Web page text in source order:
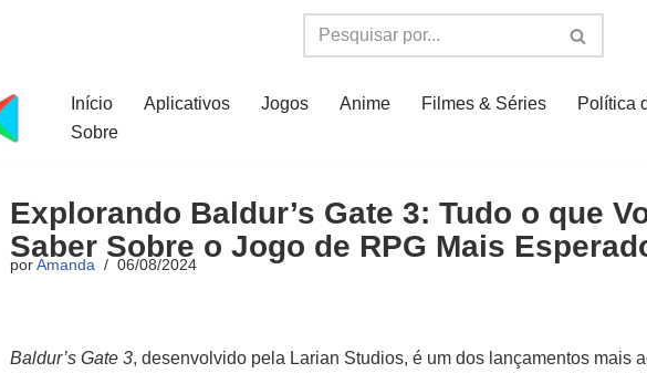
Início Aplicativos Jogos Anime Filmes & Séries Política
Sobre
Explorando Baldur’s Gate 3: Tudo o que
Saber Sobre o Jogo de RPG Mais
porAmanda 06/08/2024
Baldur’s Gate 3, desenvolvido pela Larian Studios, é um dos lançamentos mais